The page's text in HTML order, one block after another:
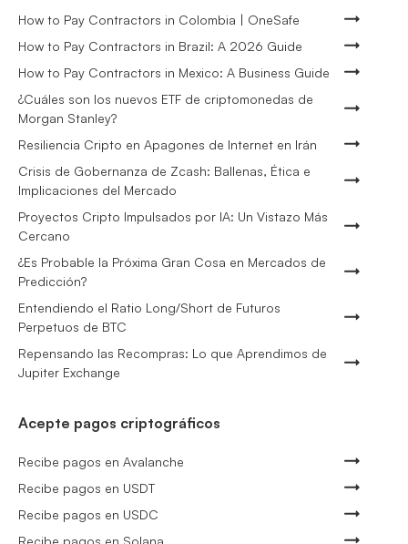
How to Pay Contractors in Colombia | OneSafe
How to Pay Contractors in Brazil: A 2026 Guide
How to Pay Contractors in Mexico: A Business Guide
¿Cuáles son los nuevos ETF de criptomonedas de
Morgan Stanley?
Resiliencia Cripto en Apagones de Internet en Irán
Crisis de Gobernanza de Zcash: Ballenas, Ética e
Implicaciones del Mercado
Proyectos Cripto Impulsados por IA: Un Vistazo Más
Cercano
¿Es Probable la Próxima Gran Cosa en Mercados de
Predicción?
Entendiendo el Ratio Long/Short de Futuros
Perpetuos de BTC
Repensando las Recompras: Lo que Aprendimos de
Jupiter Exchange
Acepte pagos criptográficos
Recibe pagos en Avalanche
Recibe pagos en USDT
Recibe pagos en USDC
Recibe pagos en Solana